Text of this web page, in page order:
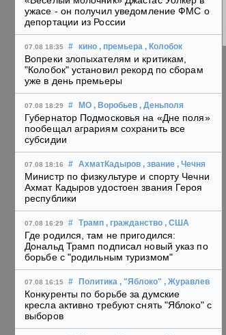
ужасе - он получил уведомление ФМС о
депортации из России
07.08 18:35 # кино , премьера , Колобок
Вопреки злопыхателям и критикам,
"Колобок" установил рекорд по сборам
уже в день премьеры
07.08 18:29 # МО , Воробьев , Деньполя
Губернатор Подмосковья на «Дне поля»
пообещал аграриям сохранить все
субсидии
07.08 18:16 # АхматКадыров , звание , Чечня
Министр по физкультуре и спорту Чечни
Ахмат Кадыров удостоен звания Героя
республики
07.08 16:29 # Трамп , гражданство , США
Где родился, там не пригодился:
Дональд Трамп подписал новый указ по
борьбе с "родильным туризмом"
07.08 16:15 # Политика , "Яблоко" , Журавлев
Конкуренты по борьбе за думские
кресла активно требуют снять "Яблоко" с
выборов